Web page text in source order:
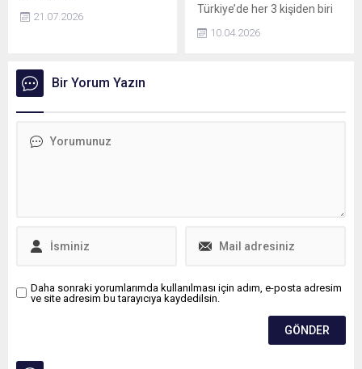
21.07.2026
Türkiye’de her 3 kişiden biri
olarak üretken yaş grubunu
10.04.2026
Bir Yorum Yazın
Daha sonraki yorumlarımda kullanılması için adım, e-posta adresim
ve site adresim bu tarayıcıya kaydedilsin.